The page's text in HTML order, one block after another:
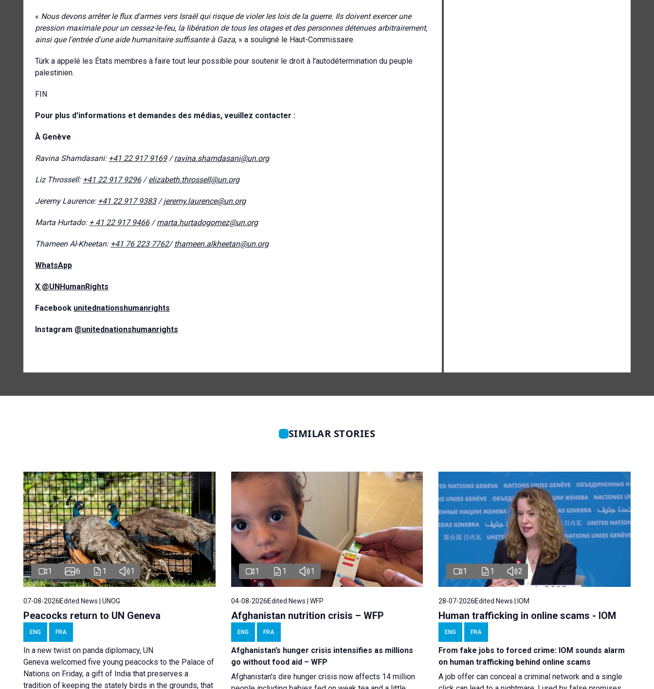
« Nous devons arrêter le flux d'armes vers Israël qui risque de violer les lois de la guerre. Ils doivent exercer une
pression maximale pour un cessez-le-feu, la libération de tous les otages et des personnes détenues arbitrairement,
ainsi que l'entrée d'une aide humanitaire suffisante à Gaza, » a souligné le Haut-Commissaire.
Türk a appelé les États membres à faire tout leur possible pour soutenir le droit à l'autodétermination du peuple
palestinien.
FIN
Pour plus d'informations et demandes des médias, veuillez contacter :
À Genève
Ravina Shamdasani: +41 22 917 9169/ravina.shamdasani@un.org
Liz Throssell: +41 22 917 9296/elizabeth.throssell@un.org
Jeremy Laurence: +41 22 917 9383/jeremy.laurence@un.org
Marta Hurtado: + 41 22 917 9466/marta.hurtadogomez@un.org
Thameen Al-Kheetan: +41 76 223 7762/ thameen.alkheetan@un.org
WhatsApp
X @UNHumanRights
Facebook unitednationshumanrights
Instagram @unitednationshumanrights
SIMILAR STORIES
1 6 1 1
07-08-2026Edited News | UNOG
Peacocks return to UN Geneva
ENG FRA
In a new twist on panda diplomacy, UN
Geneva welcomed five young peacocks to the Palace of
Nations on Friday, a gift of India that preserves a
tradition of keeping the stately birds in the grounds, that
1 1 1
04-08-2026Edited News | WFP
Afghanistan nutrition crisis – WFP
ENG FRA
Afghanistan’s hunger crisis intensifies as millions
go without food aid – WFP
Afghanistan’s dire hunger crisis now affects 14 million
1 1 2
28-07-2026Edited News | IOM
Human trafficking in online scams - IOM
ENG FRA
From fake jobs to forced crime: IOM sounds alarm
on human trafficking behind online scams
A job offer can conceal a criminal network and a single